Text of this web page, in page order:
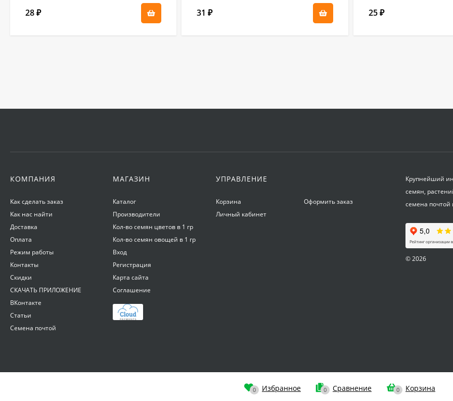
28 ₽ 31₽ 25 ₽
КОМПАНИЯ
Как сделать заказ
Как нас найти
Доставка
Оплата
Режим работы
Контакты
Скидки
СКАЧАТЬ ПРИЛОЖЕНИЕ
ВКонтакте
Статьи
Семена почтой
МАГАЗИН
Каталог
Производители
Кол-во семян цветов в 1 гр
Кол-во семян овощей в 1 гр
Вход
Регистрация
Карта сайта
Соглашение
УПРАВЛЕНИЕ
Корзина
Личный кабинет
Оформить заказ
Крупнейший
семян,
семена почтой
© 2026
0 Избранное 0 Сравнение 0 Корзина